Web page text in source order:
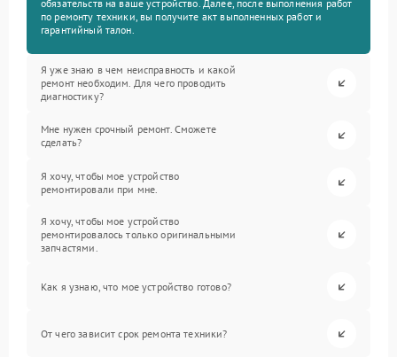
обязательств на ваше устройство. Далее, после выполнения работ
по ремонту техники, вы получите акт выполненных работ и
гарантийный талон.
Я уже знаю в чем неисправность и какой
ремонт необходим. Для чего проводить
диагностику?
Мне нужен срочный ремонт. Сможете
сделать?
Я хочу, чтобы мое устройство
ремонтировали при мне.
Я хочу, чтобы мое устройство
ремонтировалось только оригинальными
запчастями.
Как я узнаю, что мое устройство готово?
От чего зависит срок ремонта техники?